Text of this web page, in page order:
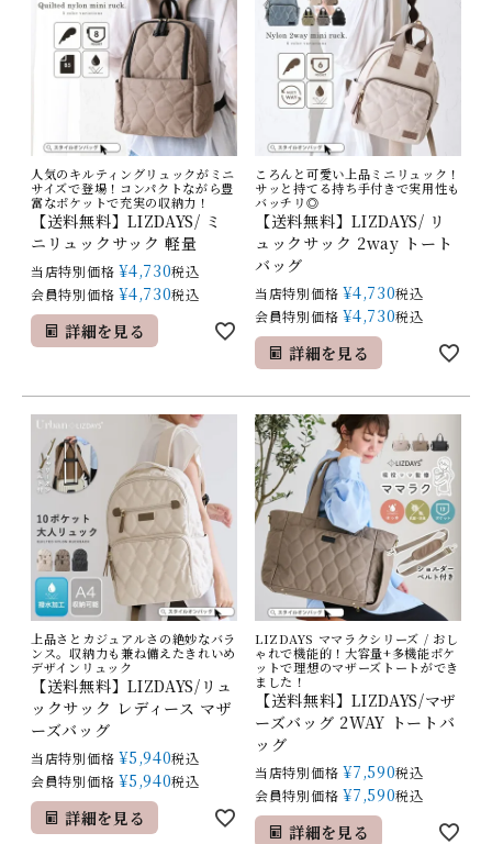
人気のキルティングリュックがミニ
サイズで登場！コンパクトながら豊
富なポケットで充実の収納力！
【送料無料】LIZDAYS/ ミ
ニリュックサック 軽量
当店特別価格 ¥4,730税込
会員特別価格 ¥4,730税込
詳細を見る
ころんと可愛い上品ミニリュック！
サッと持てる持ち手付きで実用性も
バッチリ◎
【送料無料】LIZDAYS/ リ
ュックサック 2way トート
バッグ
当店特別価格 ¥4,730税込
会員特別価格 ¥4,730税込
詳細を見る
上品さとカジュアルさの絶妙なバラ
ンス。収納力も兼ね備えたきれいめ
デザインリュック
【送料無料】LIZDAYS/リュ
ックサック レディース マザ
ーズバッグ
当店特別価格 ¥5,940税込
会員特別価格 ¥5,940税込
詳細を見る
LIZDAYS ママラクシリーズ / おし
ゃれで機能的！大容量+多機能ポケ
ットで理想のマザーズトートができ
ました！
【送料無料】LIZDAYS/マザ
ーズバッグ 2WAY トートバ
ッグ
当店特別価格 ¥7,590税込
会員特別価格 ¥7,590税込
詳細を見る